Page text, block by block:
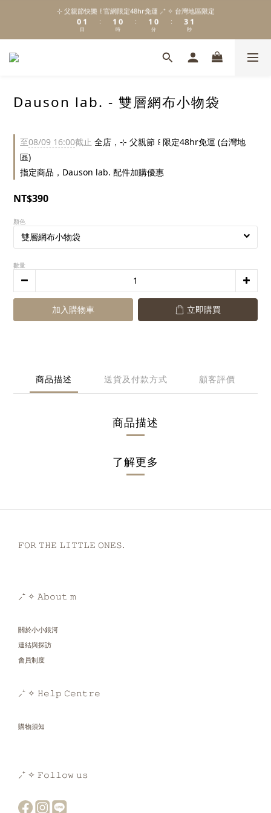
\ Welcome to 𝙻𝚒𝚝𝚝𝚕𝚎 𝙼𝚒𝚕𝚔𝚢 𝚆𝚊𝚢  ✨ For the Little Ones. /
⊹ 父親節快樂 ꒰ 官網限定48hr免運 ⸝⁺ ✧ 台灣地區限定
1
0
2
1
0
日
:
2
1
0
1
0
時
:
2
1
0
1
0
分
:
4
3
2
2
1
0
秒
新註冊會員贈 $𝟷𝟶𝟶 購物金✨新客首單輸碼「𝙽𝙴𝚆𝟸𝟶𝟸𝟼」享 𝟿 折優惠
\ Welcome to 𝙻𝚒𝚝𝚝𝚕𝚎 𝙼𝚒𝚕𝚔𝚢 𝚆𝚊𝚢  ✨ For the Little Ones. /
Dauson lab. - 雙層網布小物袋
至08/09 16:00截止 全店，⊹ 父親節 ꒰ 限定48hr免運 (台灣地
區)
指定商品，Dauson lab. 配件加購優惠
NT$390
顏色
數量
加入購物車 立即購買
商品描述 送貨及付款方式 顧客評價
商品描述
了解更多
𝙵𝙾𝚁 𝚃𝙷𝙴 𝙻𝙸𝚃𝚃𝙻𝙴 𝙾𝙽𝙴𝚂.
⸝⁺ ✧ 𝙰𝚋𝚘𝚞𝚝 𝚖
關於小小銀河
連結與探訪
會員制度
⸝⁺ ✧ 𝙷𝚎𝚕𝚙 𝙲𝚎𝚗𝚝𝚛𝚎
購物須知
⸝⁺ ✧ 𝙵𝚘𝚕𝚕𝚘𝚠 𝚞𝚜